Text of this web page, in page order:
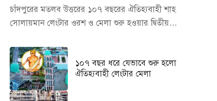
চাঁদপুরের মতলব উত্তরের ১০৭ বছরের ঐতিহ্যবাহী শাহ
সোলায়মান লেংটার ওরশ ও মেলা শুরু হওয়ার দ্বিতীয়…
১০৭ বছর ধরে যেভাবে শুরু হলো
ঐতিহ্যবাহী লেংটার মেলা